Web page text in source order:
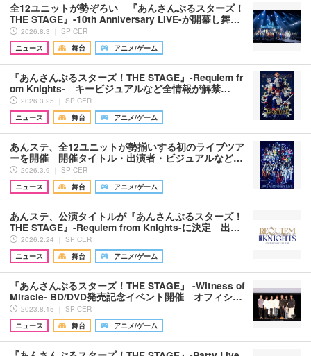
全12ユニットが勢ぞろい 『あんさんぶるスターズ！
THE STAGE』-10th Anniversary LIVE-が開幕し舞…
2026.8.3 ｜ SPICER
ニュース
舞台 アニメ/ゲーム
『あんさんぶるスターズ！THE STAGE』-Requiem fr
om Knights- キービジュアルなど全情報が解禁…
2026.3.25 ｜ SPICER
ニュース
舞台 アニメ/ゲーム
あんステ、全12ユニットが勢揃いする初のライブツア
ーを開催 開催タイトル・出演者・ビジュアルなど…
2026.3.9 ｜ SPICER
ニュース
舞台 アニメ/ゲーム
あんステ、公演タイトルが『あんさんぶるスターズ！
THE STAGE』-Requiem from Knights-に決定 出…
2026.2.24 ｜ SPICER
ニュース
舞台 アニメ/ゲーム
『あんさんぶるスターズ！THE STAGE』 -Witness of
Miracle- BD/DVD発売記念イベント開催 オフィシ…
2023.8.15 ｜ SPICER
ニュース
舞台 アニメ/ゲーム